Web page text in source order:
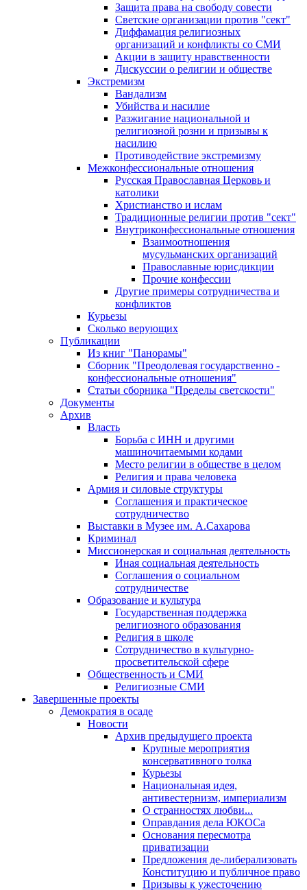
Защита права на свободу совести
Светские организации против "сект"
Диффамация религиозных
организаций и конфликты со СМИ
Акции в защиту нравственности
Дискуссии о религии и обществе
Экстремизм
Вандализм
Убийства и насилие
Разжигание национальной и
религиозной розни и призывы к
насилию
Противодействие экстремизму
Межконфессиональные отношения
Русская Православная Церковь и
католики
Христианство и ислам
Традиционные религии против "сект"
Внутриконфессиональные отношения
Взаимоотношения
мусульманских организаций
Православные юрисдикции
Прочие конфессии
Другие примеры сотрудничества и
конфликтов
Курьезы
Сколько верующих
Публикации
Из книг "Панорамы"
Сборник "Преодолевая государственно -
конфессиональные отношения"
Статьи сборника "Пределы светскости"
Документы
Архив
Власть
Борьба с ИНН и другими
машиночитаемыми кодами
Место религии в обществе в целом
Религия и права человека
Армия и силовые структуры
Соглашения и практическое
сотрудничество
Выставки в Музее им. А.Сахарова
Криминал
Миссионерская и социальная деятельность
Иная социальная деятельность
Соглашения о социальном
сотрудничестве
Образование и культура
Государственная поддержка
религиозного образования
Религия в школе
Сотрудничество в культурно-
просветительской сфере
Общественность и СМИ
Религиозные СМИ
Завершенные проекты
Демократия в осаде
Новости
Архив предыдущего проекта
Крупные мероприятия
консервативного толка
Курьезы
Национальная идея,
антивестернизм, империализм
О странностях любви...
Оправдания дела ЮКОСа
Основания пересмотра
приватизации
Предложения де-либерализовать
Конституцию и публичное право
Призывы к ужесточению